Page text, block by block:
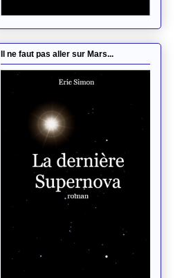
Il ne faut pas aller sur Mars...